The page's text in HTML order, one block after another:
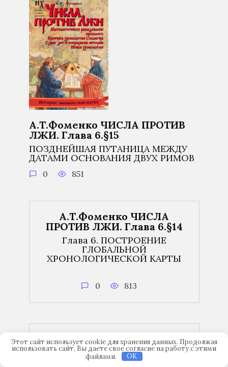
А.Т.Фоменко ЧИСЛА ПРОТИВ
ЛЖИ. Глава 6.§15
ПОЗДНЕЙШАЯ ПУТАНИЦА МЕЖДУ
ДАТАМИ ОСНОВАНИЯ ДВУХ РИМОВ
0 851
А.Т.Фоменко ЧИСЛА
ПРОТИВ ЛЖИ. Глава 6.§14
Глава 6. ПОСТРОЕНИЕ
ГЛОБАЛЬНОЙ
ХРОНОЛОГИЧЕСКОЙ КАРТЫ
0 813
А.Т.Фоменко ЧИСЛА
ПРОТИВ ЛЖИ. Глава 6.§11
Глава 6. ПОСТРОЕНИЕ
Этот сайт использует cookie для хранения данных. Продолжая
использовать сайт, Вы даете свое согласие на работу с этими
файлами.
OK